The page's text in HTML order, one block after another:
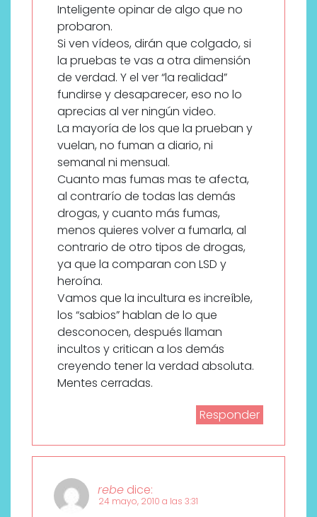
Inteligente opinar de algo que no
probaron.
Si ven vídeos, dirán que colgado, si
la pruebas te vas a otra dimensión
de verdad. Y el ver “la realidad”
fundirse y desaparecer, eso no lo
aprecias al ver ningún video.
La mayoría de los que la prueban y
vuelan, no fuman a diario, ni
semanal ni mensual.
Cuanto mas fumas mas te afecta,
al contrarío de todas las demás
drogas, y cuanto más fumas,
menos quieres volver a fumarla, al
contrario de otro tipos de drogas,
ya que la comparan con LSD y
heroína.
Vamos que la incultura es increíble,
los “sabios” hablan de lo que
desconocen, después llaman
incultos y critican a los demás
creyendo tener la verdad absoluta.
Mentes cerradas.
Responder
rebe dice:
24 mayo, 2010 a las 3:31